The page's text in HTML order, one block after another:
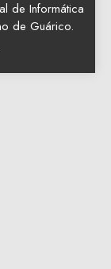
de Informática
de Guárico.